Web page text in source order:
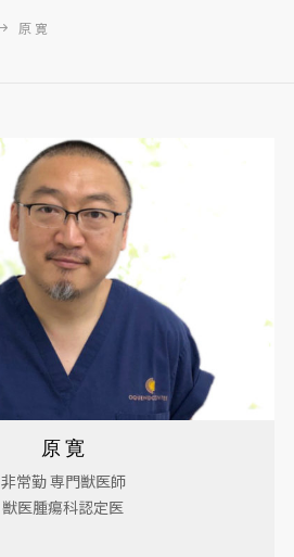
原 寛
原 寛
非常勤 専門獣医師
獣医腫瘍科認定医